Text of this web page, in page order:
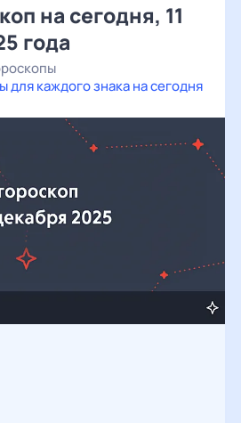
на сегодня, 11
года
каждого знака на сегодня